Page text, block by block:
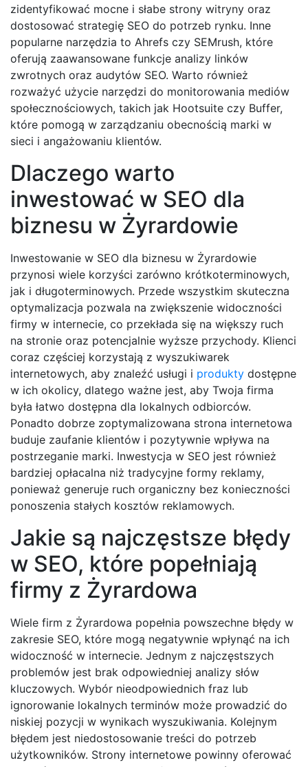
zidentyfikować mocne i słabe strony witryny oraz
dostosować strategię SEO do potrzeb rynku. Inne
popularne narzędzia to Ahrefs czy SEMrush, które
oferują zaawansowane funkcje analizy linków
zwrotnych oraz audytów SEO. Warto również
rozważyć użycie narzędzi do monitorowania mediów
społecznościowych, takich jak Hootsuite czy Buffer,
które pomogą w zarządzaniu obecnością marki w
sieci i angażowaniu klientów.
Dlaczego warto
inwestować w SEO dla
biznesu w Żyrardowie
Inwestowanie w SEO dla biznesu w Żyrardowie
przynosi wiele korzyści zarówno krótkoterminowych,
jak i długoterminowych. Przede wszystkim skuteczna
optymalizacja pozwala na zwiększenie widoczności
firmy w internecie, co przekłada się na większy ruch
na stronie oraz potencjalnie wyższe przychody. Klienci
coraz częściej korzystają z wyszukiwarek
internetowych, aby znaleźć usługi i produkty dostępne
w ich okolicy, dlatego ważne jest, aby Twoja firma
była łatwo dostępna dla lokalnych odbiorców.
Ponadto dobrze zoptymalizowana strona internetowa
buduje zaufanie klientów i pozytywnie wpływa na
postrzeganie marki. Inwestycja w SEO jest również
bardziej opłacalna niż tradycyjne formy reklamy,
ponieważ generuje ruch organiczny bez konieczności
ponoszenia stałych kosztów reklamowych.
Jakie są najczęstsze błędy
w SEO, które popełniają
firmy z Żyrardowa
Wiele firm z Żyrardowa popełnia powszechne błędy w
zakresie SEO, które mogą negatywnie wpłynąć na ich
widoczność w internecie. Jednym z najczęstszych
problemów jest brak odpowiedniej analizy słów
kluczowych. Wybór nieodpowiednich fraz lub
ignorowanie lokalnych terminów może prowadzić do
niskiej pozycji w wynikach wyszukiwania. Kolejnym
błędem jest niedostosowanie treści do potrzeb
użytkowników. Strony internetowe powinny oferować